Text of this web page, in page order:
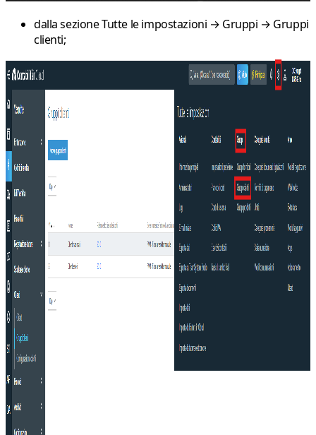
dalla sezioneTutte le impostazioni → Gruppi → Gruppi
clienti;